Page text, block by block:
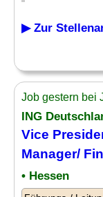
▶ Zur
Job gestern bei
ING
Vice
Manager/
• Hessen